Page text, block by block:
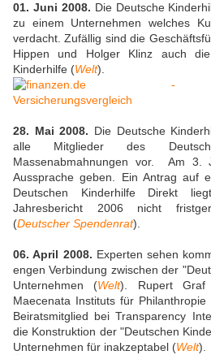
01. Juni 2008. Die Deutsche
zu einem Unternehmen welches
verdacht. Zufällig sind die
Hippen und Holger Klinz auch
Kinderhilfe (Welt).
28. Mai 2008. Die Deutsche
alle Mitglieder des
Massenabmahnungen vor. Am 3.
Aussprache geben. Ein Antrag auf
Deutschen Kinderhilfe Direkt
Jahresbericht 2006 nicht
(Deutscher Spendenrat).
06. April 2008. Experten sehen
engen Verbindung zwischen der
Unternehmen (Welt). Rupert Graf
Maecenata Instituts für
Beiratsmitglied bei Transparency
die Konstruktion der "Deutschen
Unternehmen für inakzeptabel (Welt).